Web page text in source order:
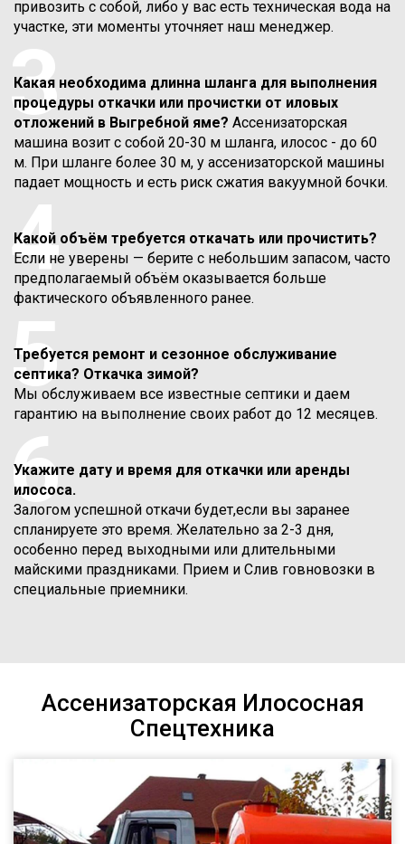
привозить с собой, либо у вас есть техническая вода на
участке, эти моменты уточняет наш менеджер.
3
Какая необходима длинна шланга для выполнения
процедуры откачки или прочистки от иловых
отложений в Выгребной яме? Ассенизаторская
машина возит с собой 20-30 м шланга, илосос - до 60
м. При шланге более 30 м, у ассенизаторской машины
падает мощность и есть риск сжатия вакуумной бочки.
4
Какой объём требуется откачать или прочистить?
Если не уверены — берите с небольшим запасом, часто
предполагаемый объём оказывается больше
фактического объявленного ранее.
5
Требуется ремонт и сезонное обслуживание
септика? Откачка зимой?
Мы обслуживаем все известные септики и даем
гарантию на выполнение своих работ до 12 месяцев.
6
Укажите дату и время для откачки или аренды
илососа.
Залогом успешной откачи будет,если вы заранее
спланируете это время. Желательно за 2-3 дня,
особенно перед выходными или длительными
майскими праздниками. Прием и Слив говновозки в
специальные приемники.
Ассенизаторская Илососная
Спецтехника